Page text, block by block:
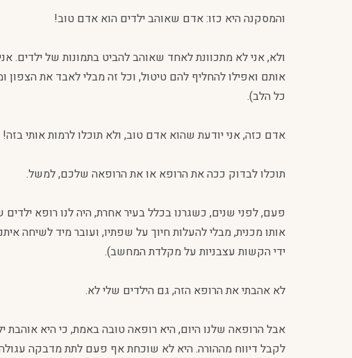
והמסקנה היא כזו: אדם שאוהב ילדים הוא אדם טוב!
ולא, אני לא מתכוונת לאחד שאוהב להביט בתמונות של
אותם ואפילו להחליף להם טיטול, וכל זה מבלי לאבד את
כל הלב).
אדם כזה, אני יודעת שהוא אדם טוב, ולא תוכלו לרמות אותי בזה!
תוכלו לבדוק ככה את הרופא או את הרופאה שלכם, למשל.
פעם, לפני שנים, כשגרנו בכלל בעיר אחרת, היה לנו רופא
אותו מכנית, מבלי להעלות חיוך על שפתיו, ועובר מיד לשיחה
ידי הקשות עצבניות על מקלדת המחשב).
לא אהבתי את הרופא הזה, גם הילדים שלי לא.
אבל הרופאה שלנו היום, היא רופאה טובה באמת, כי היא
לקבל דיווח מההורה. היא לא שוכחת אף פעם לתת מדבקה עגולה